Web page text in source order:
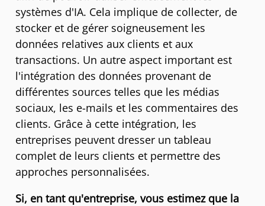
systèmes d'IA. Cela implique de collecter, de
stocker et de gérer soigneusement les
données relatives aux clients et aux
transactions. Un autre aspect important est
l'intégration des données provenant de
différentes sources telles que les médias
sociaux, les e-mails et les commentaires des
clients. Grâce à cette intégration, les
entreprises peuvent dresser un tableau
complet de leurs clients et permettre des
approches personnalisées.
Si, en tant qu'entreprise, vous estimez que la